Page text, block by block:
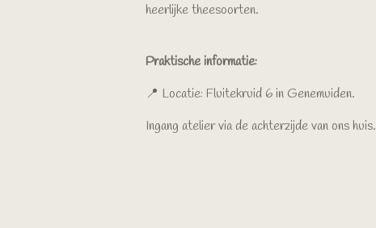
heerlijke theesoorten.
Praktische informatie:
📍 Locatie: Fluitekruid 6 in Genemuiden.
Ingang atelier via de achterzijde van ons huis.